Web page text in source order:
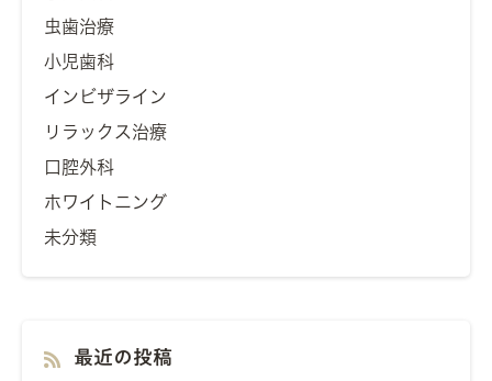
虫歯治療
小児歯科
インビザライン
リラックス治療
口腔外科
ホワイトニング
未分類
最近の投稿